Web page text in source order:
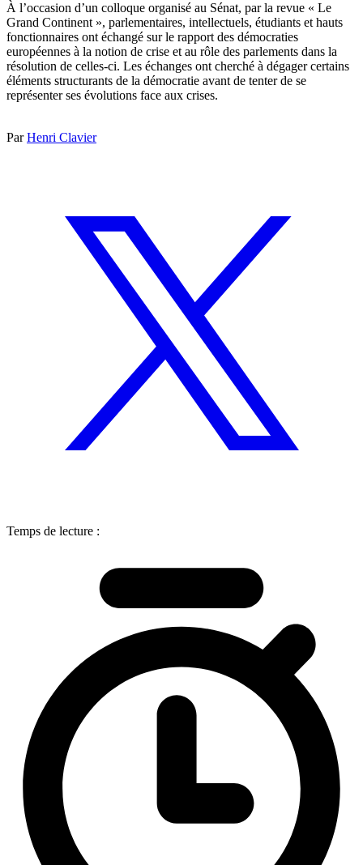
À l’occasion d’un colloque organisé au Sénat, par la revue « Le
Grand Continent », parlementaires, intellectuels, étudiants et hauts
fonctionnaires ont échangé sur le rapport des démocraties
européennes à la notion de crise et au rôle des parlements dans la
résolution de celles-ci. Les échanges ont cherché à dégager certains
éléments structurants de la démocratie avant de tenter de se
représenter ses évolutions face aux crises.
ParHenri Clavier
Temps de lecture :